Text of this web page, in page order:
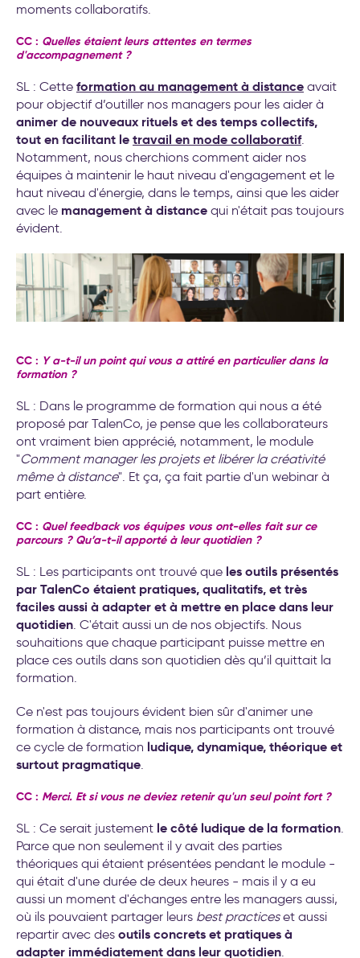
moments collaboratifs.
CC : Quelles étaient leurs attentes en termes
d'accompagnement ?
SL : Cette formation au management à distance avait
pour objectif d’outiller nos managers pour les aider à
animer de nouveaux rituels et des temps collectifs,
tout en facilitant letravail en mode collaboratif.
Notamment, nous cherchions comment aider nos
équipes à maintenir le haut niveau d'engagement et le
haut niveau d'énergie, dans le temps, ainsi que les aider
avec le management à distance qui n'était pas toujours
évident.
CC : Y a-t-il un point qui vous a attiré en particulier dans la
formation ?
SL : Dans le programme de formation qui nous a été
proposé par TalenCo, je pense que les collaborateurs
ont vraiment bien apprécié, notamment, le module
"Comment manager les projets et libérer la créativité
même à distance". Et ça, ça fait partie d'un webinar à
part entière.
CC : Quel feedback vos équipes vous ont-elles fait sur ce
parcours ? Qu’a-t-il apporté à leur quotidien ?
SL : Les participants ont trouvé que les outils présentés
par TalenCo étaient pratiques, qualitatifs, et très
faciles aussi à adapter et à mettre en place dans leur
quotidien. C'était aussi un de nos objectifs. Nous
souhaitions que chaque participant puisse mettre en
place ces outils dans son quotidien dès qu’il quittait la
formation.
Ce n'est pas toujours évident bien sûr d'animer une
formation à distance, mais nos participants ont trouvé
ce cycle de formation ludique, dynamique, théorique et
surtout pragmatique.
CC : Merci. Et si vous ne deviez retenir qu'un seul point fort ?
SL : Ce serait justement le côté ludique de la formation.
Parce que non seulement il y avait des parties
théoriques qui étaient présentées pendant le module -
qui était d'une durée de deux heures - mais il y a eu
aussi un moment d'échanges entre les managers aussi,
où ils pouvaient partager leurs best practiceset aussi
repartir avec des outils concrets et pratiques à
adapter immédiatement dans leur quotidien.